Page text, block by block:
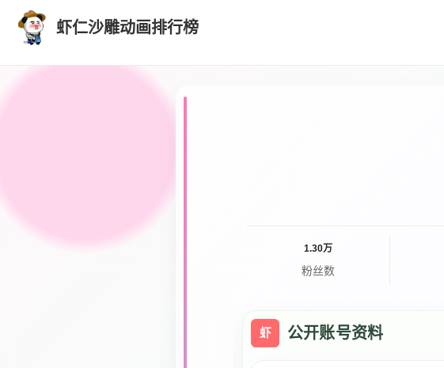
虾仁沙雕动画排行榜
1.30万
粉丝数
虾 公开账号资料